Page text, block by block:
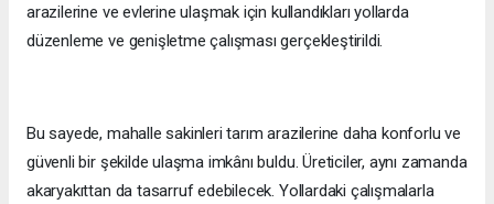
arazilerine ve evlerine ulaşmak için kullandıkları yollarda
düzenleme ve genişletme çalışması gerçekleştirildi.
Bu sayede, mahalle sakinleri tarım arazilerine daha konforlu ve
güvenli bir şekilde ulaşma imkânı buldu. Üreticiler, aynı zamanda
akaryakıttan da tasarruf edebilecek. Yollardaki çalışmalarla